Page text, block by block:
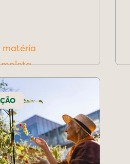
matéria